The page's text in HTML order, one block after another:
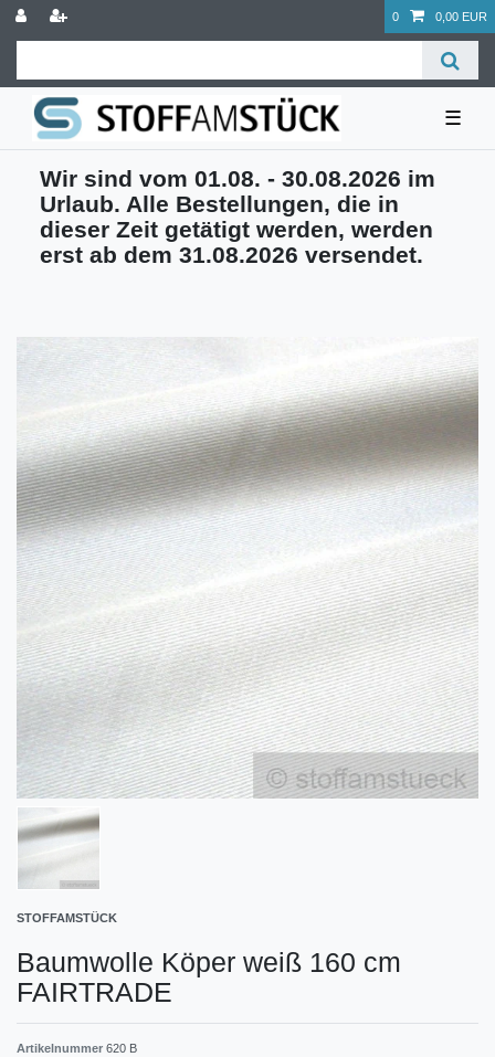
0 0,00 EUR
☰
Wir sind vom 01.08. - 30.08.2026 im
Urlaub. Alle Bestellungen, die in
dieser Zeit getätigt werden, werden
erst ab dem 31.08.2026 versendet.
STOFFAMSTÜCK
Baumwolle Köper weiß 160 cm
FAIRTRADE
Artikelnummer 620 B